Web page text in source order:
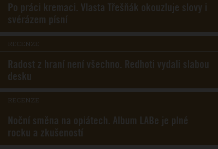
Po práci kremaci. Vlasta Třešňák okouzluje slovy i
svérázem písní
RECENZE
Radost z hraní není všechno. Redhoti vydali slabou
desku
RECENZE
Noční směna na opiátech. Album LABe je plné
rocku a zkušeností